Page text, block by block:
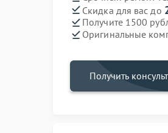
Скидка для вас до
Получите 1500
Оригинальные
Получить